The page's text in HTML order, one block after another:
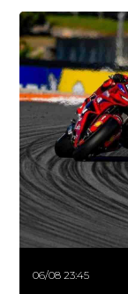
06/08 23:45